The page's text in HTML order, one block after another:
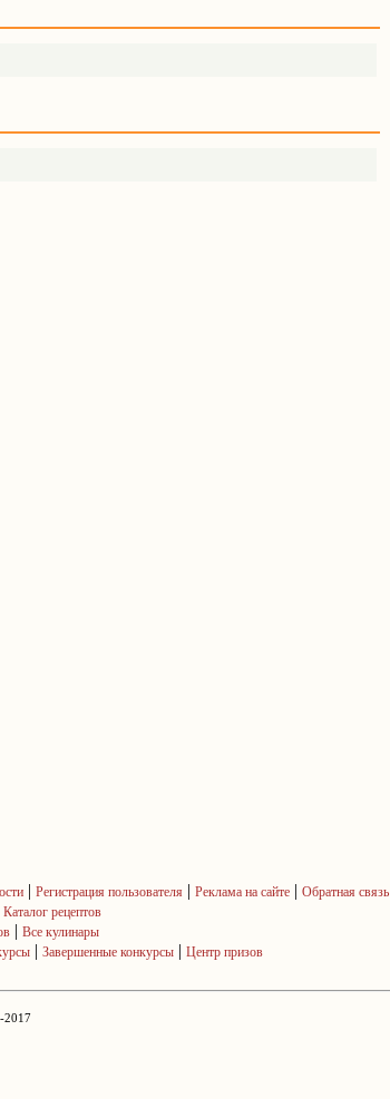
| Регистрация пользователя | Реклама на сайте| Обратная связь
Каталог рецептов
| Все кулинары
| Завершенные конкурсы | Центр призов
2017